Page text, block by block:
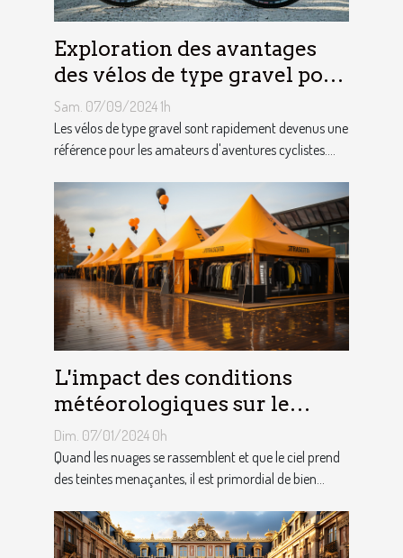
Exploration des avantages
des vélos de type gravel pour
les aventuriers
Sam. 07/09/2024 1h
Les vélos de type gravel sont rapidement devenus une
référence pour les amateurs d'aventures cyclistes....
L'impact des conditions
météorologiques sur le
choix des tentes publicitaires
Dim. 07/01/2024 0h
Quand les nuages se rassemblent et que le ciel prend
des teintes menaçantes, il est primordial de bien...